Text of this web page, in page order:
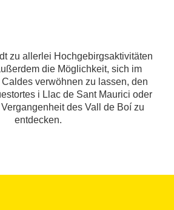
zu allerlei Hochgebirgsaktivitäten
die Möglichkeit, sich im
verwöhnen zu lassen, den
i Llac de Sant Maurici oder
des Vall de Boí zu
entdecken.